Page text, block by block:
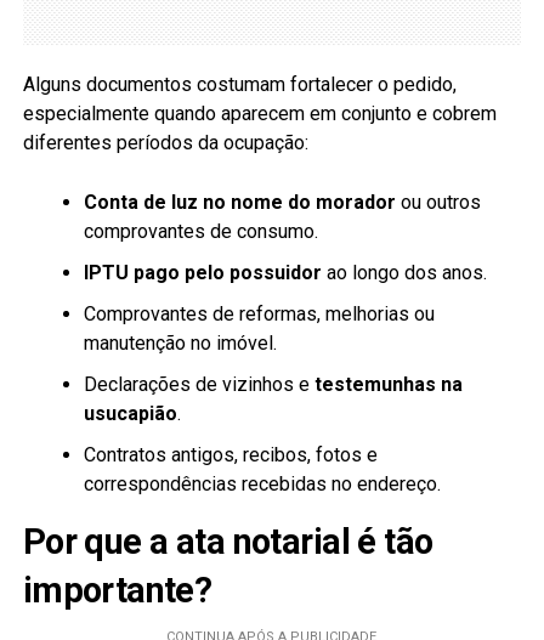
Alguns documentos costumam fortalecer o pedido,
especialmente quando aparecem em conjunto e cobrem
diferentes períodos da ocupação:
Conta de luz no nome do morador ou outros
comprovantes de consumo.
IPTU pago pelo possuidor ao longo dos anos.
Comprovantes de reformas, melhorias ou
manutenção no imóvel.
Declarações de vizinhos e testemunhas na
usucapião.
Contratos antigos, recibos, fotos e
correspondências recebidas no endereço.
Por que a ata notarial é tão
importante?